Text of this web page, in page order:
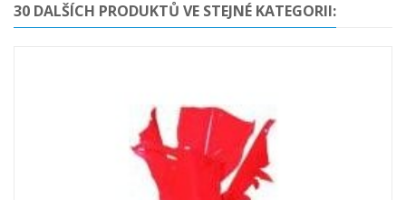
30 DALŠÍCH PRODUKTŮ VE STEJNÉ KATEGORII: